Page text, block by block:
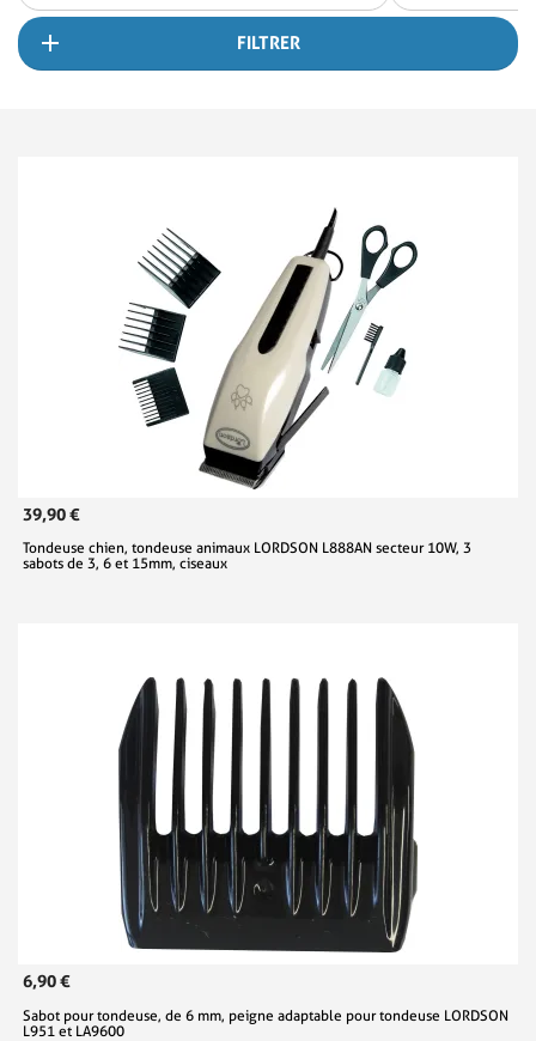
FILTRER
39,90 €
Tondeuse chien, tondeuse animaux LORDSON L888AN secteur 10W, 3
sabots de 3, 6 et 15mm, ciseaux
6,90 €
Sabot pour tondeuse, de 6 mm, peigne adaptable pour tondeuse LORDSON
L951 et LA9600